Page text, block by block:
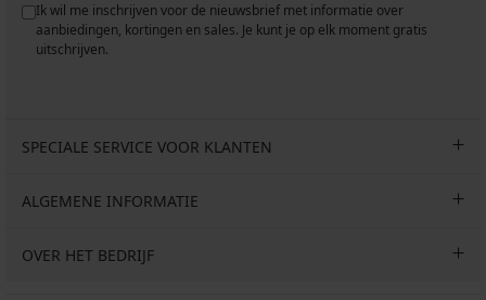
Ik wil me inschrijven voor de nieuwsbrief met informatie over
aanbiedingen, kortingen en sales. Je kunt je op elk moment gratis
uitschrijven.
SPECIALE SERVICE VOOR KLANTEN
ALGEMENE INFORMATIE
OVER HET BEDRIJF